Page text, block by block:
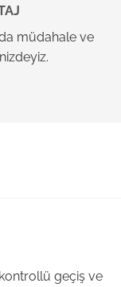
müdahale ve
geçiş ve